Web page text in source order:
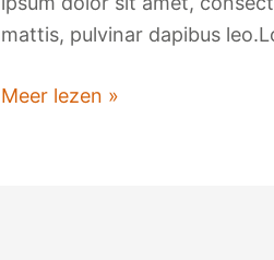
mattis, pulvinar dapibus
Meer lezen »